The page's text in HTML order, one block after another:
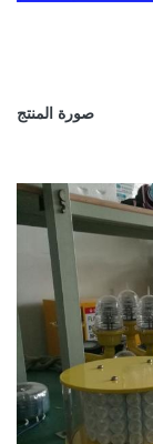
صورة المنتج